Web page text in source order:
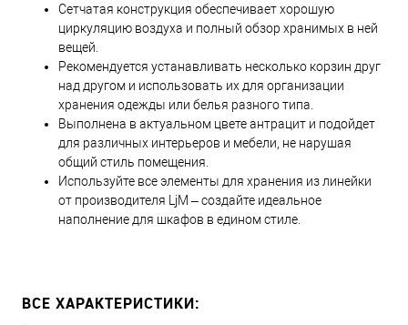
Сетчатая конструкция обеспечивает хорошую
циркуляцию воздуха и полный обзор хранимых в ней
вещей.
Рекомендуется устанавливать несколько корзин друг
над другом и использовать их для организации
хранения одежды или белья разного типа.
Выполнена в актуальном цвете антрацит и подойдет
для различных интерьеров и мебели, не нарушая
общий стиль помещения.
Используйте все элементы для хранения из линейки
от производителя LjM – создайте идеальное
наполнение для шкафов в едином стиле.
ВСЕ ХАРАКТЕРИСТИКИ: